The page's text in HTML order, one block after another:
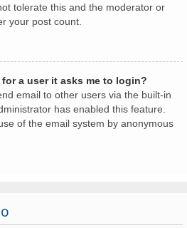
tolerate this and the moderator or
your post count.
a user it asks me to login?
email to other users via the built-in
has enabled this feature.
of the email system by anonymous